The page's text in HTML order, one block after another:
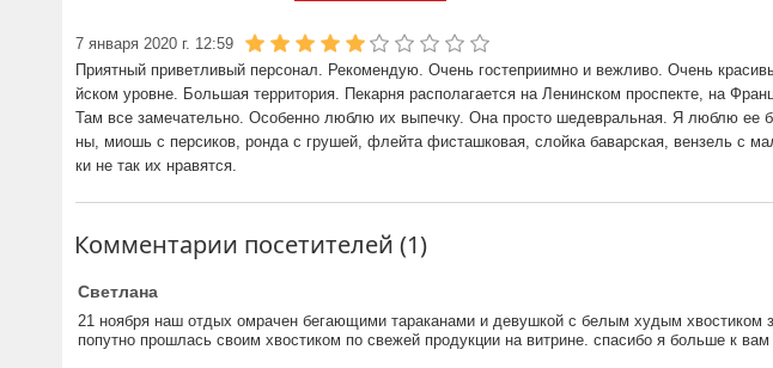
7 января 2020 г. 12:59
Приятный приветливый персонал. Рекомендую. Очень гостеприимно и вежливо. Очень
йском уровне. Большая территория. Пекарня располагается на Ленинском проспекте, на
Там все замечательно. Особенно люблю их выпечку. Она просто шедевральная. Я люблю ее
ны, миошь с персиков, ронда с грушей, флейта фисташковая, слойка баварская, вензель с
ки не так их нравятся.
Комментарии посетителей (1)
Светлана
21 ноября наш отдых омрачен бегающими тараканами и девушкой с белым худым хвостиком
попутно прошлась своим хвостиком по свежей продукции на витрине. спасибо я больше к вам